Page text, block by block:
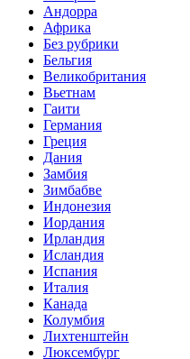
Андорра
Африка
Без рубрики
Бельгия
Великобритания
Вьетнам
Гаити
Германия
Греция
Дания
Замбия
Зимбабве
Индонезия
Иордания
Ирландия
Исландия
Испания
Италия
Канада
Колумбия
Лихтенштейн
Люксембург